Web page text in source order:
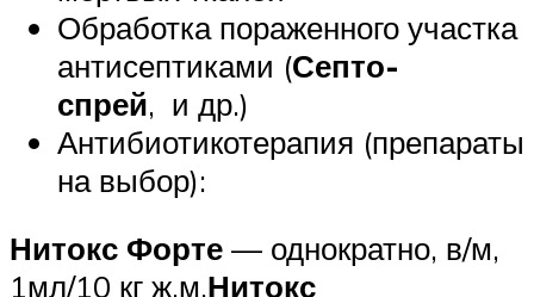
Обработка пораженного участка
антисептиками (Септо-
спрей, и др.)
Антибиотикотерапия (препараты
на выбор):
Нитокс Форте — однократно, в/м,
1мл/10 кг ж.м.Нитокс